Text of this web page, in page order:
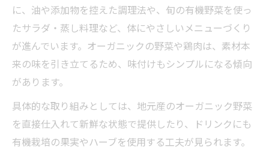
に、油や添加物を控えた調理法や、旬の有機野菜を使っ
たサラダ・蒸し料理など、体にやさしいメニューづくり
が進んでいます。オーガニックの野菜や鶏肉は、素材本
来の味を引き立てるため、味付けもシンプルになる傾向
があります。
具体的な取り組みとしては、地元産のオーガニック野菜
を直接仕入れて新鮮な状態で提供したり、ドリンクにも
有機栽培の果実やハーブを使用する工夫が見られます。